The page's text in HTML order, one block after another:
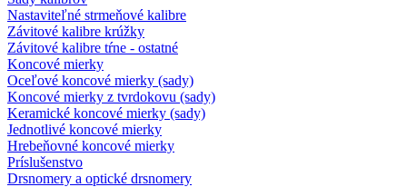
Nastaviteľné strmeňové kalibre
Závitové kalibre krúžky
Závitové kalibre tŕne - ostatné
Koncové mierky
Oceľové koncové mierky (sady)
Koncové mierky z tvrdokovu (sady)
Keramické koncové mierky (sady)
Jednotlivé koncové mierky
Hrebeňovné koncové mierky
Príslušenstvo
Drsnomery a optické drsnomery